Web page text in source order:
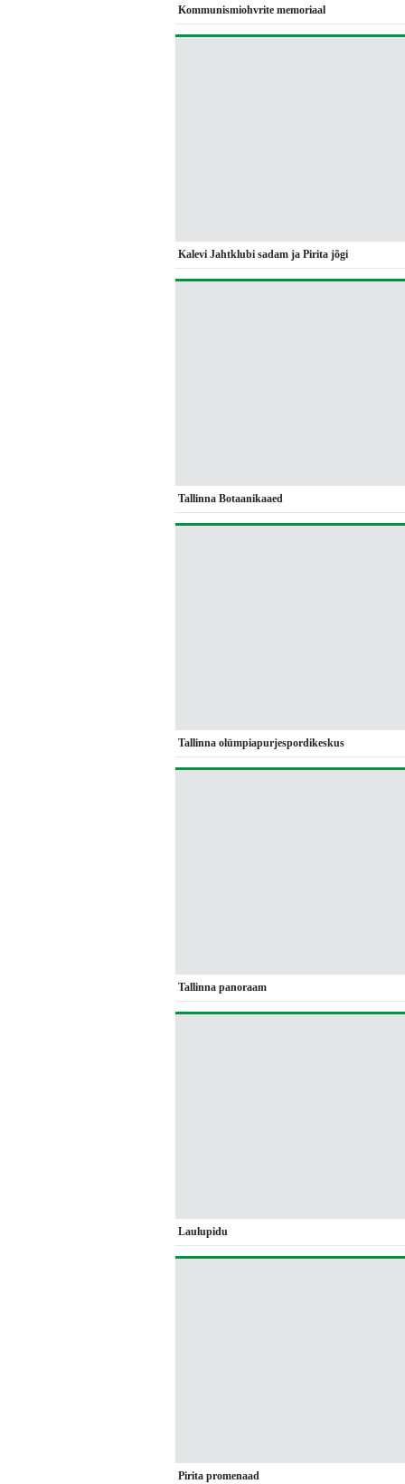
Kommunismiohvrite memoriaal
Kalevi Jahtklubi sadam ja Pirita jõgi
Tallinna Botaanikaaed
Tallinna olümpiapurjespordikeskus
Tallinna panoraam
Laulupidu
Pirita promenaad